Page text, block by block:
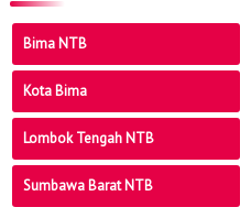
Bima NTB
Kota Bima
Lombok Tengah NTB
Sumbawa Barat NTB